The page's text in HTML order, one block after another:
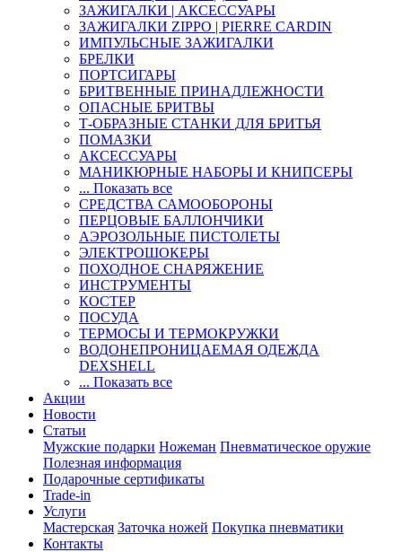
ЗАЖИГАЛКИ | АКСЕССУАРЫ
ЗАЖИГАЛКИ ZIPPO | PIERRE CARDIN
ИМПУЛЬСНЫЕ ЗАЖИГАЛКИ
БРЕЛКИ
ПОРТСИГАРЫ
БРИТВЕННЫЕ ПРИНАДЛЕЖНОСТИ
ОПАСНЫЕ БРИТВЫ
Т-ОБРАЗНЫЕ СТАНКИ ДЛЯ БРИТЬЯ
ПОМАЗКИ
АКСЕССУАРЫ
МАНИКЮРНЫЕ НАБОРЫ И КНИПСЕРЫ
... Показать все
СРЕДСТВА САМООБОРОНЫ
ПЕРЦОВЫЕ БАЛЛОНЧИКИ
АЭРОЗОЛЬНЫЕ ПИСТОЛЕТЫ
ЭЛЕКТРОШОКЕРЫ
ПОХОДНОЕ СНАРЯЖЕНИЕ
ИНСТРУМЕНТЫ
КОСТЕР
ПОСУДА
ТЕРМОСЫ И ТЕРМОКРУЖКИ
ВОДОНЕПРОНИЦАЕМАЯ ОДЕЖДА
DEXSHELL
... Показать все
Акции
Новости
Статьи
Мужские подарки Ножеман Пневматическое оружие
Полезная информация
Подарочные сертификаты
Trade-in
Услуги
Мастерская Заточка ножей Покупка пневматики
Контакты